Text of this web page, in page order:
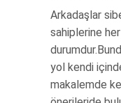
Arkadaşlar
sahiplerine
yol kendi
makalemde